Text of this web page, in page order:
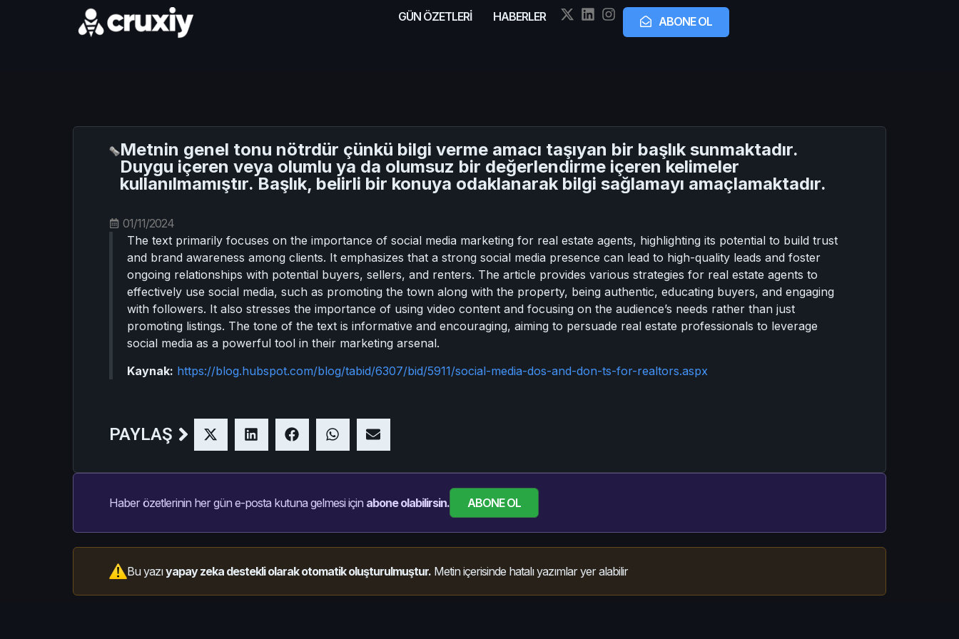
GÜN ÖZETLERİ HABERLER ABONE OL
Metnin genel tonu nötrdür çünkü bilgi verme amacı taşıyan bir başlık sunmaktadır.
Duygu içeren veya olumlu ya da olumsuz bir değerlendirme içeren kelimeler
kullanılmamıştır. Başlık, belirli bir konuya odaklanarak bilgi sağlamayı amaçlamaktadır.
01/11/2024
The text primarily focuses on the importance of social media marketing for real estate agents, highlighting its potential to build trust
and brand awareness among clients. It emphasizes that a strong social media presence can lead to high-quality leads and foster
ongoing relationships with potential buyers, sellers, and renters. The article provides various strategies for real estate agents to
effectively use social media, such as promoting the town along with the property, being authentic, educating buyers, and engaging
with followers. It also stresses the importance of using video content and focusing on the audience’s needs rather than just
promoting listings. The tone of the text is informative and encouraging, aiming to persuade real estate professionals to leverage
social media as a powerful tool in their marketing arsenal.
Kaynak: https://blog.hubspot.com/blog/tabid/6307/bid/5911/social-media-dos-and-don-ts-for-realtors.aspx
PAYLAŞ
Haber özetlerinin her gün e-posta kutuna gelmesi için abone olabilirsin. ABONE OL
Bu yazıyapay zeka destekli olarak otomatik oluşturulmuştur. Metin içerisinde hatalı yazımlar yer alabilir